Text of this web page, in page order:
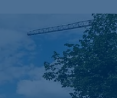
und Forschung